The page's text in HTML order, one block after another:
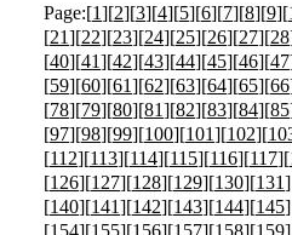
Page:[1][2][3][4][5][6][7][8][9][
[21][22][23][24][25][26][27][28
[40][41][42][43][44][45][46][47
[59][60][61][62][63][64][65][66
[78][79][80][81][82][83][84][85
[97][98][99][100][101][102][
[112][113][114][115][116][117][
[126][127][128][129][130][131
[140][141][142][143][144][145